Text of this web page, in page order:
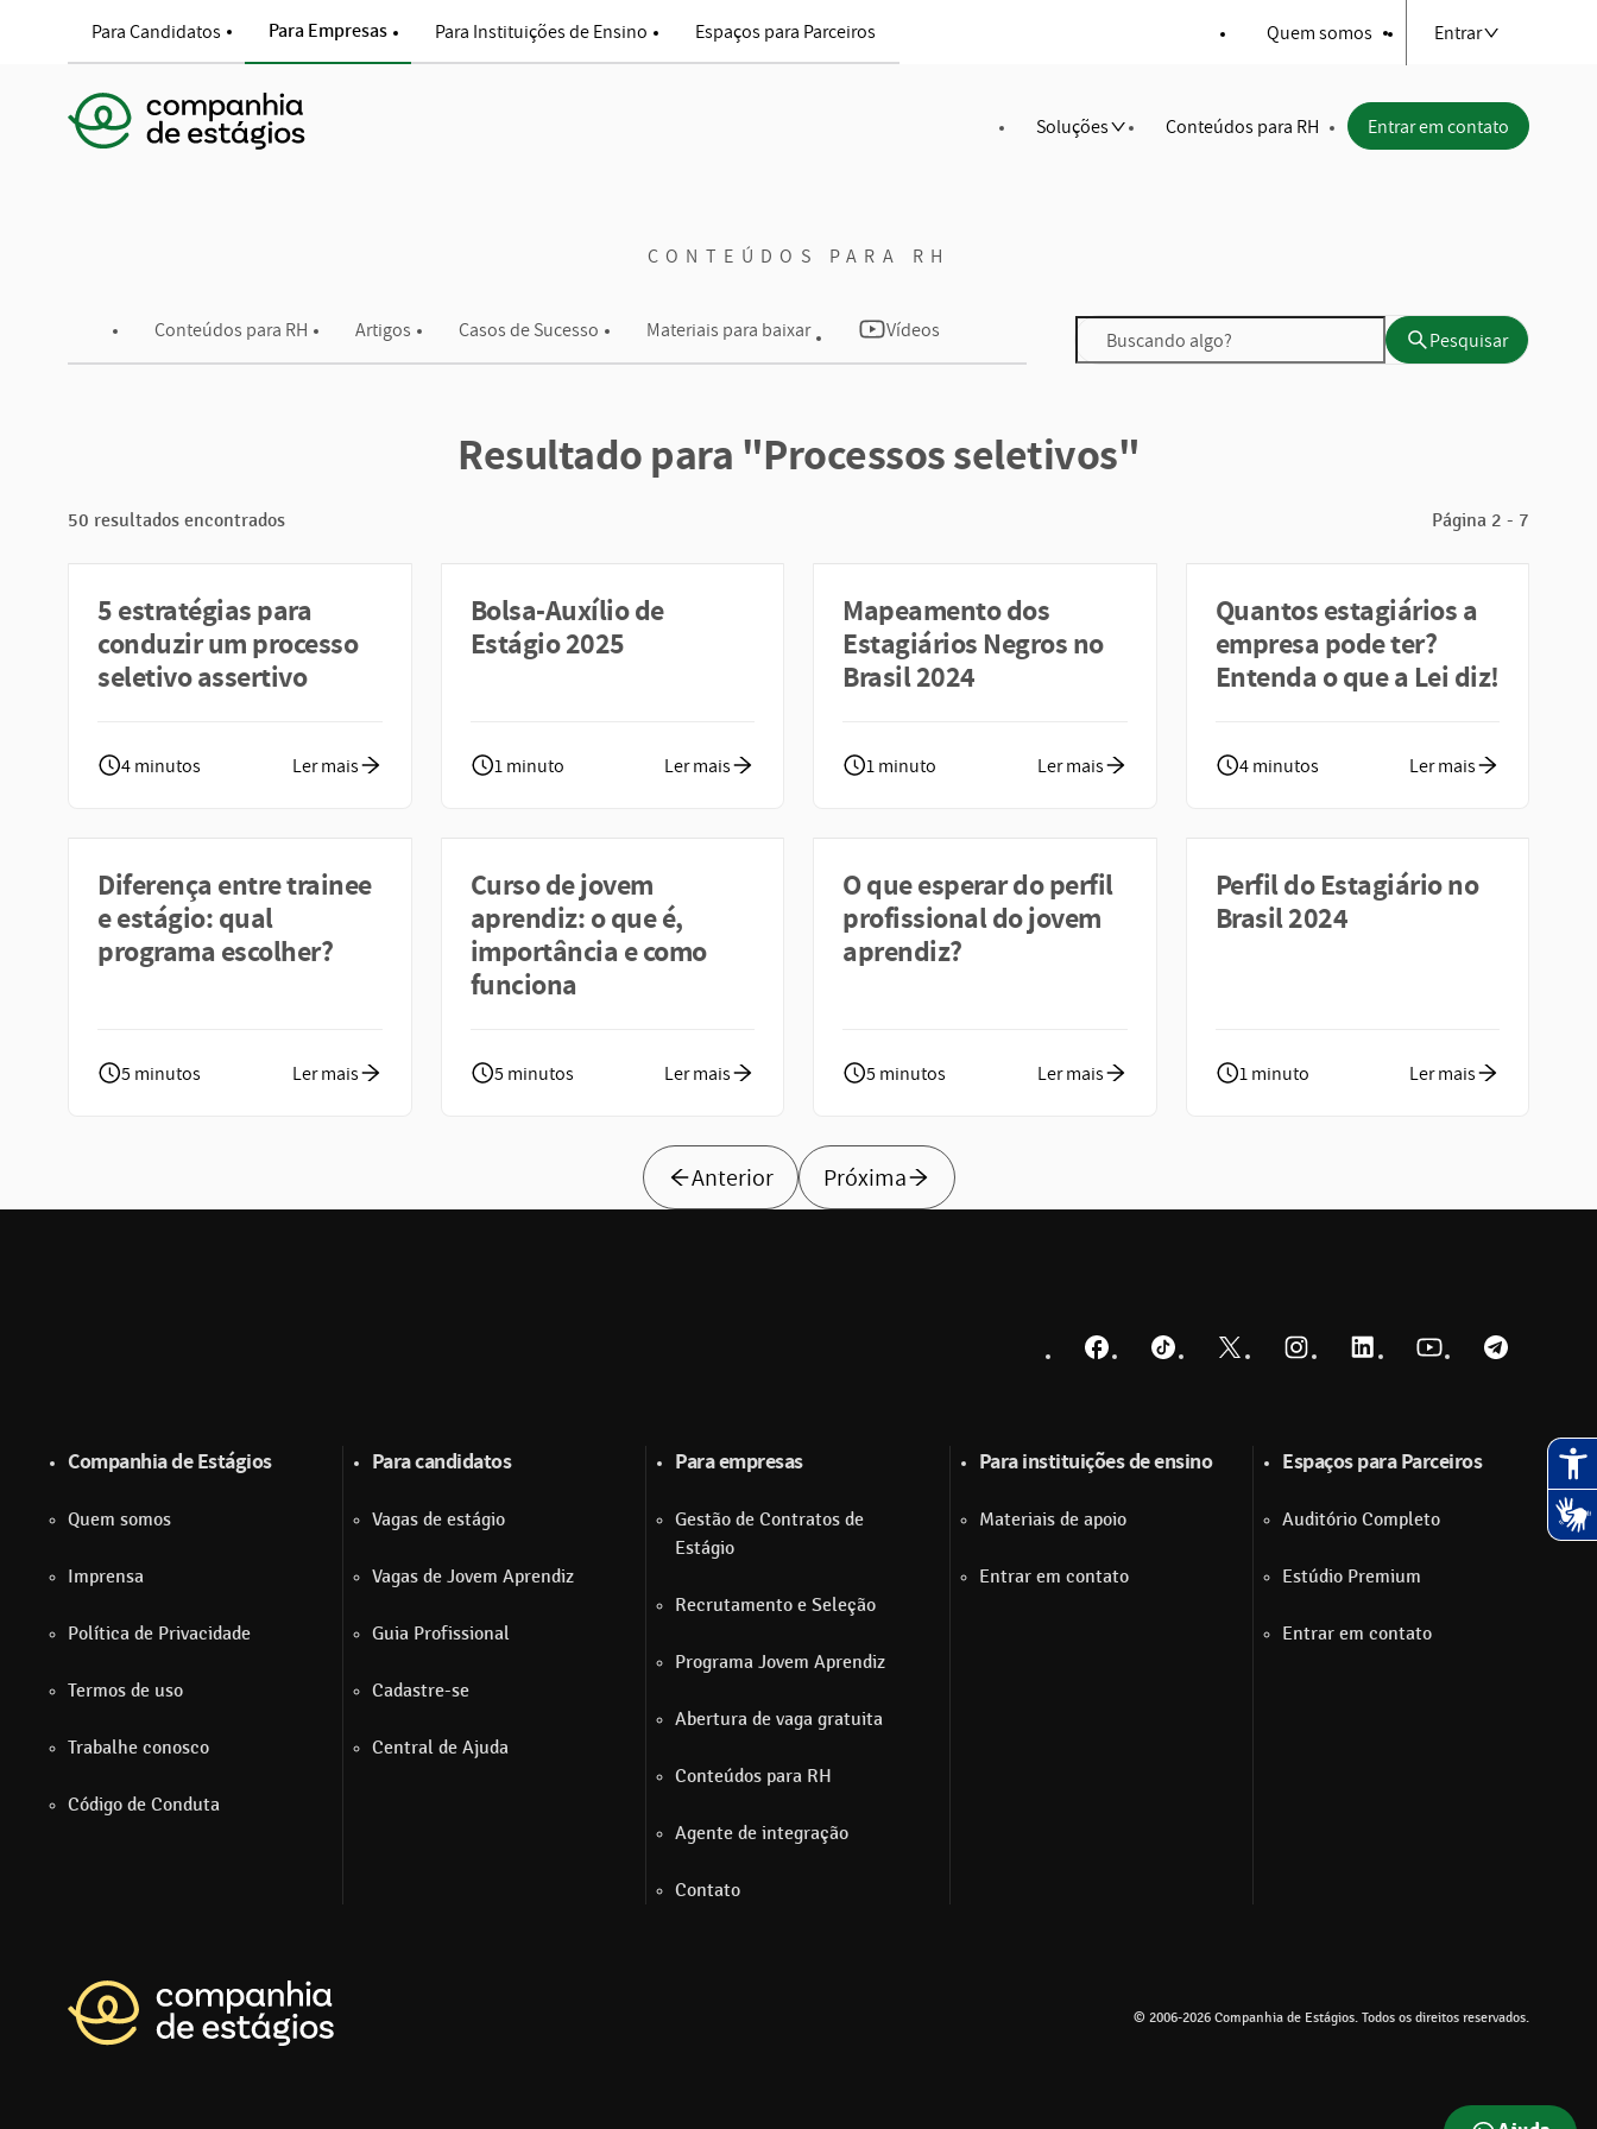
Ir para o conteúdo
Para Candidatos Para Empresas Para Instituições de Ensino Espaços para Parceiros Quem somos Entrar
Soluções Conteúdos para RH Entrar em contato
CONTEÚDOS PARA RH
Conteúdos para RH Artigos Casos de Sucesso Materiais para baixar Vídeos Pesquisar
Resultado para "Processos seletivos"
50 resultados encontrados Página 2 - 7
5 estratégias para
conduzir um processo
seletivo assertivo
4 minutos Ler mais
Bolsa-Auxílio de
Estágio 2025
1 minuto Ler mais
Mapeamento dos
Estagiários Negros no
Brasil 2024
1 minuto Ler mais
Quantos estagiários a
empresa pode ter?
Entenda o que a Lei diz!
4 minutos Ler mais
Diferença entre trainee
e estágio: qual
programa escolher?
5 minutos Ler mais
Curso de jovem
aprendiz: o que é,
importância e como
funciona
5 minutos Ler mais
O que esperar do perfil
profissional do jovem
aprendiz?
5 minutos Ler mais
Perfil do Estagiário no
Brasil 2024
1 minuto Ler mais
Anterior Próxima
Companhia de Estágios
Quem somos
Imprensa
Política de Privacidade
Termos de uso
Trabalhe conosco
Código de Conduta
Para candidatos
Vagas de estágio
Vagas de Jovem Aprendiz
Guia Profissional
Cadastre-se
Central de Ajuda
Para empresas
Gestão de Contratos de
Estágio
Recrutamento e Seleção
Programa Jovem Aprendiz
Abertura de vaga gratuita
Conteúdos para RH
Agente de integração
Contato
Para instituições de ensino
Materiais de apoio
Entrar em contato
Espaços para Parceiros
Auditório Completo
Estúdio Premium
Entrar em contato
FacebookTikTok Twitter InstagramLinkedInYouTubeTelegram
© 2006-2026 Companhia de Estágios. Todos os direitos reservados.